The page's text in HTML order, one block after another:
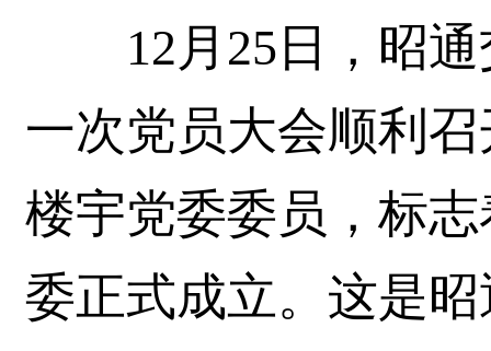
12月25日，昭通
一次党员大会顺利
楼宇党委委员，标
委正式成立。这是